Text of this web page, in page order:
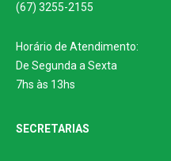
(67) 3255-2155
Horário de Atendimento:
De Segunda a Sexta
7hs às 13hs
SECRETARIAS